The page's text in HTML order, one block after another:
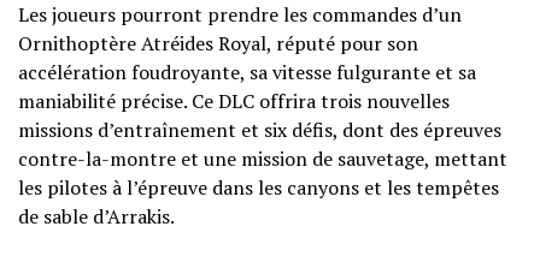
Les joueurs pourront prendre les commandes d’un
Ornithoptère Atréides Royal, réputé pour son
accélération foudroyante, sa vitesse fulgurante et sa
maniabilité précise. Ce DLC offrira trois nouvelles
missions d’entraînement et six défis, dont des épreuves
contre-la-montre et une mission de sauvetage, mettant
les pilotes à l’épreuve dans les canyons et les tempêtes
de sable d’Arrakis.